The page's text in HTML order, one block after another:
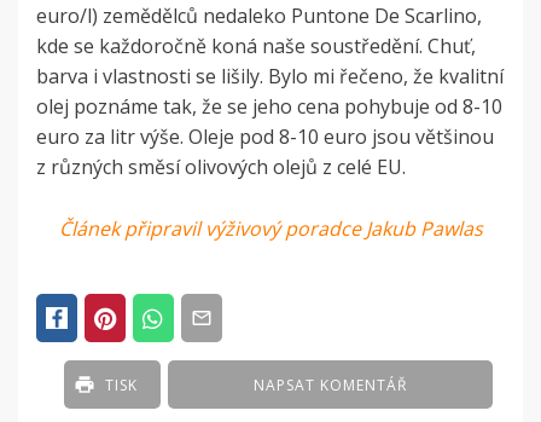
euro/l) zemědělců nedaleko Puntone De Scarlino,
kde se každoročně koná naše soustředění. Chuť,
barva i vlastnosti se lišily. Bylo mi řečeno, že kvalitní
olej poznáme tak, že se jeho cena pohybuje od 8-10
euro za litr výše. Oleje pod 8-10 euro jsou většinou
z různých směsí olivových olejů z celé EU.
Článek připravil výživový poradce Jakub Pawlas
IN
ČLÁNKY
NAPSAT KOMENTÁŘ
TISK